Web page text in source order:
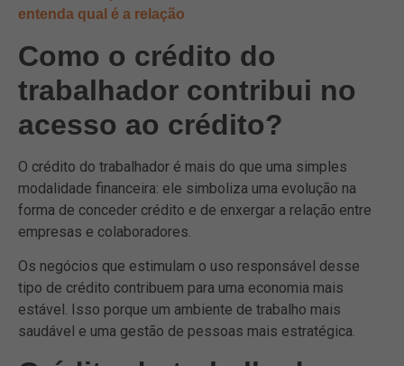
entenda qual é a relação
Como o crédito do
trabalhador contribui no
acesso ao crédito?
O crédito do trabalhador é mais do que uma simples
modalidade financeira: ele simboliza uma evolução na
forma de conceder crédito e de enxergar a relação entre
empresas e colaboradores.
Os negócios que estimulam o uso responsável desse
tipo de crédito contribuem para uma economia mais
estável. Isso porque um ambiente de trabalho mais
saudável e uma gestão de pessoas mais estratégica.